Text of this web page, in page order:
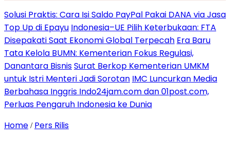
Solusi Praktis: Cara Isi Saldo PayPal Pakai DANA via Jasa
Top Up di Epayu Indonesia–UE Pilih Keterbukaan: FTA
Disepakati Saat Ekonomi Global Terpecah Era Baru
Tata Kelola BUMN: Kementerian Fokus Regulasi,
Danantara BisnisSurat Berkop Kementerian UMKM
untuk Istri Menteri Jadi Sorotan IMC Luncurkan Media
Berbahasa Inggris Indo24jam.com dan 01post.com,
Perluas Pengaruh Indonesia ke Dunia
Home / Pers Rilis